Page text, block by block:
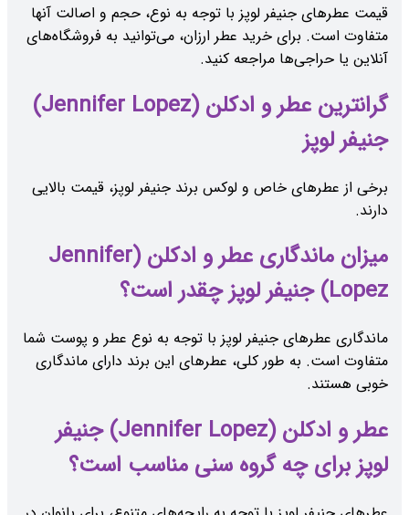
قیمت عطرهای جنیفر لوپز با توجه به نوع، حجم و اصالت آنها
متفاوت است. برای خرید عطر ارزان، می‌توانید به فروشگاه‌های
آنلاین یا حراجی‌ها مراجعه کنید.
گرانترین عطر و ادکلن (Jennifer Lopez)
جنیفر لوپز
برخی از عطرهای خاص و لوکس برند جنیفر لوپز، قیمت بالایی
دارند.
میزان ماندگاری عطر و ادکلن (Jennifer
Lopez) جنیفر لوپز چقدر است؟
ماندگاری عطرهای جنیفر لوپز با توجه به نوع عطر و پوست شما
متفاوت است. به طور کلی، عطرهای این برند دارای ماندگاری
خوبی هستند.
عطر و ادکلن (Jennifer Lopez) جنیفر
لوپز برای چه گروه سنی مناسب است؟